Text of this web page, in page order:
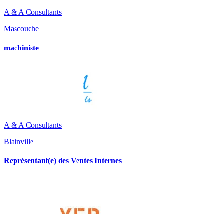
A & A Consultants
Mascouche
machiniste
A & A Consultants
Blainville
Représentant(e) des Ventes Internes